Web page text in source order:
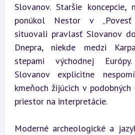
Slovanov. Staršie
ponúkol Nestor v „Povesť
situovali pravlasť Slovanov
Dnepra, niekde medzi
stepami východnej
Slovanov explicitne
kmeňoch žijúcich v
priestor na interpretácie.
Moderné archeologické a